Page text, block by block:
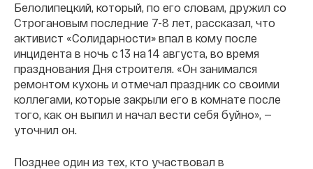
Белолипецкий, который, по его словам, дружил со
Строгановым последние 7-8 лет, рассказал, что
активист «Солидарности» впал в кому после
инцидента в ночь с 13 на 14 августа, во время
празднования Дня строителя. «Он занимался
ремонтом кухонь и отмечал праздник со своими
коллегами, которые закрыли его в комнате после
того, как он выпил и начал вести себя буйно», —
уточнил он.
Позднее один из тех, кто участвовал в